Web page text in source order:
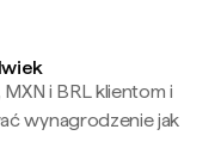
i BRL klientom i
wynagrodzenie jak